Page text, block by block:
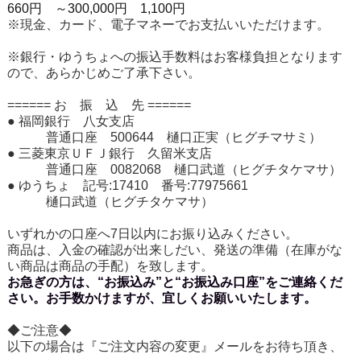
660円
～300,000円 1,100円
※現金、カード、電子マネーでお支払いいただけます。
※銀行・ゆうちょへの振込手数料はお客様負担となります
ので、あらかじめご了承下さい。
====== お 振 込 先 ======
● 福岡銀行 八女支店
普通口座 500644 樋口正実（ヒグチマサミ）
● 三菱東京ＵＦＪ銀行 久留米支店
普通口座 0082068 樋口武道（ヒグチタケマサ）
● ゆうちょ 記号:17410 番号:77975661
樋口武道（ヒグチタケマサ）
いずれかの口座へ7日以内にお振り込みください。
商品は、入金の確認が出来しだい、発送の準備（在庫がな
い商品は商品の手配）を致します。
お急ぎの方は、“お振込み”と“お振込み口座”をご連絡くだ
さい。お手数かけますが、宜しくお願いいたします。
◆ご注意◆
以下の場合は『ご注文内容の変更』メールをお待ち頂き、